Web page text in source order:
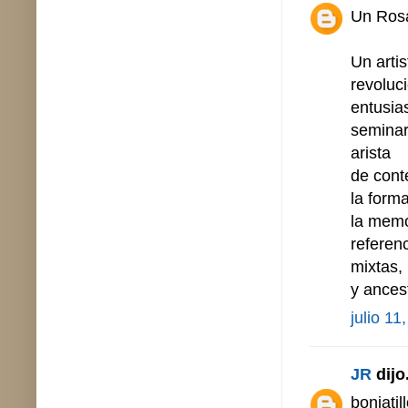
Un
Un
arista
de
la
la
mixtas,
y
julio
JR